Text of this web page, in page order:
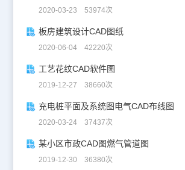
2020-03-23 53974次
板房建筑设计CAD图纸
2020-06-04 42220次
工艺花纹CAD软件图
2019-12-27 38660次
充电桩平面及系统图电气CAD布线图
2020-03-24 37437次
某小区市政CAD图燃气管道图
2019-12-30 36380次